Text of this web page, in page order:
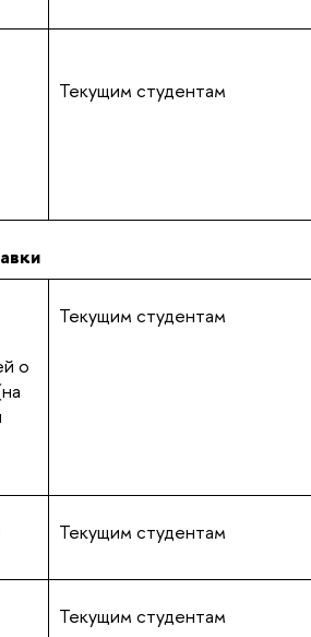
Текущим студентам
о
Текущим студентам
Текущим студентам
Текущим студентам